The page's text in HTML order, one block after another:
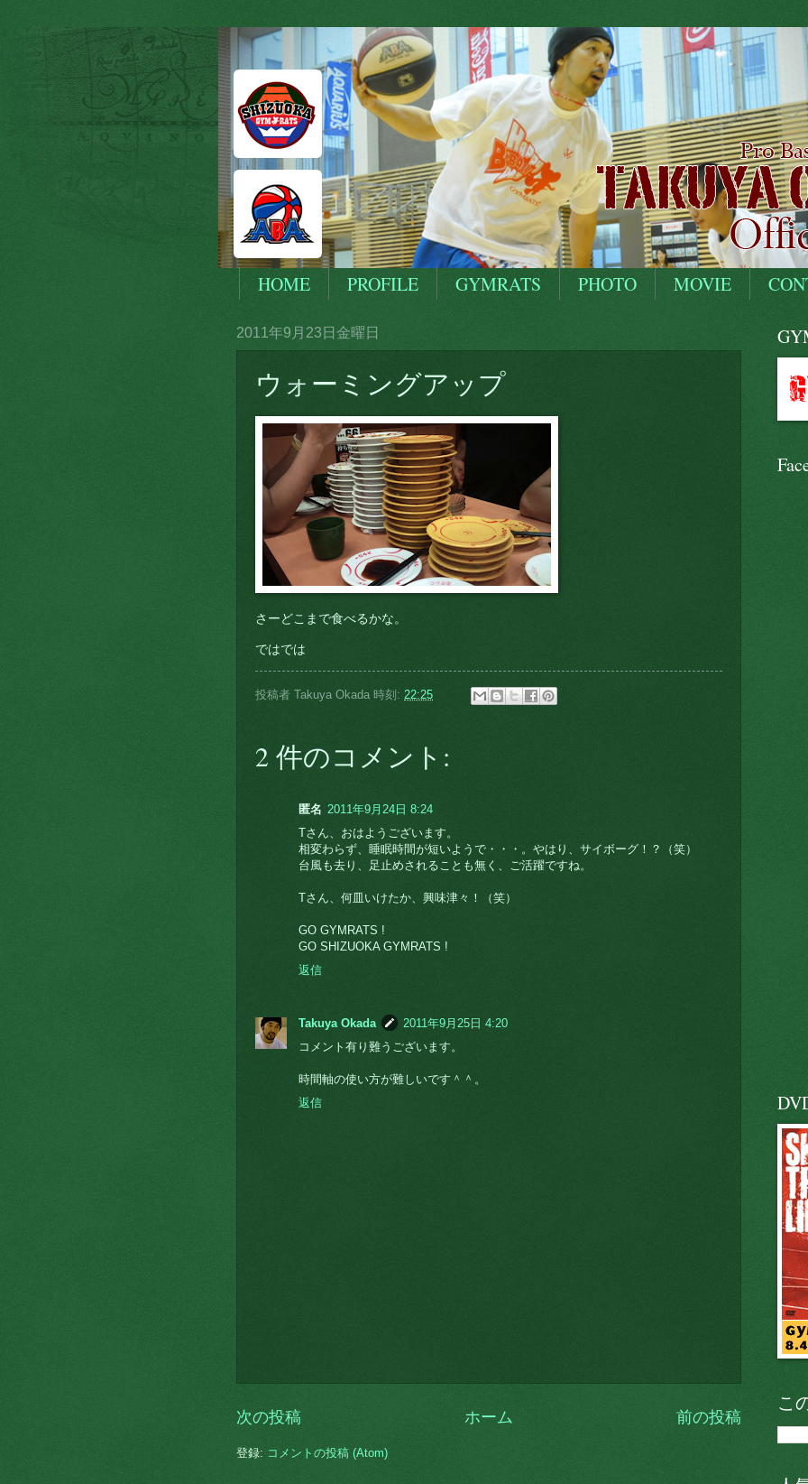
HOME PROFILE GYMRATS PHOTO MOVIE
2011年9月23日金曜日
ウォーミングアップ
さーどこまで食べるかな。
ではでは
投稿者 Takuya Okada 時刻: 22:25
2 件のコメント:
匿名 2011年9月24日 8:24
Tさん、おはようございます。
相変わらず、睡眠時間が短いようで・・・。やはり、サイボーグ！？（笑）
台風も去り、足止めされることも無く、ご活躍ですね。
Tさん、何皿いけたか、興味津々！（笑）
GO GYMRATS !
GO SHIZUOKA GYMRATS !
返信
Takuya Okada
2011年9月25日 4:20
コメント有り難うございます。
時間軸の使い方が難しいです＾＾。
返信
次の投稿 前の投稿
ホーム
登録: コメントの投稿 (Atom)
こ